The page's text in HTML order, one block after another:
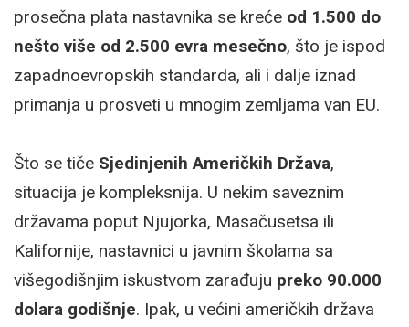
prosečna plata nastavnika se kreće od 1.500 do
nešto više od 2.500 evra mesečno, što je ispod
zapadnoevropskih standarda, ali i dalje iznad
primanja u prosveti u mnogim zemljama van EU.
Što se tiče Sjedinjenih Američkih Država,
situacija je kompleksnija. U nekim saveznim
državama poput Njujorka, Masačusetsa ili
Kalifornije, nastavnici u javnim školama sa
višegodišnjim iskustvom zarađuju preko 90.000
dolara godišnje. Ipak, u većini američkih država